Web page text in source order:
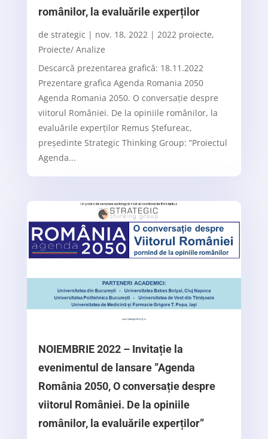
românilor, la evaluările experților
de strategic | nov. 18, 2022 | 2022 proiecte,
Proiecte/ Analize
Descarcă prezentarea grafică: 18.11.2022
Prezentare grafica Agenda Romania 2050
Agenda Romania 2050. O conversație despre
viitorul României. De la opiniile românilor, la
evaluările experților Remus Ștefureac,
președinte Strategic Thinking Group: ”Proiectul
Agenda...
NOIEMBRIE 2022 – Invitație la
evenimentul de lansare ”Agenda
România 2050, O conversație despre
viitorul României. De la opiniile
românilor, la evaluările experților”